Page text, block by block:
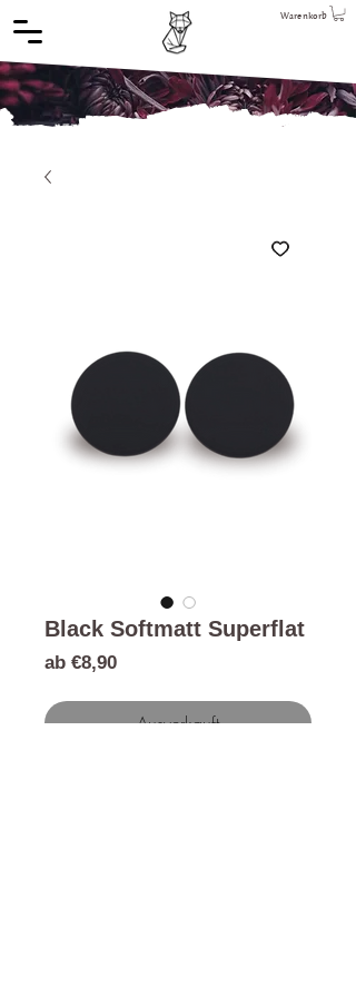
Warenkorb
Black Softmatt Superflat
ab €8,90Sale-
Ausverkauft